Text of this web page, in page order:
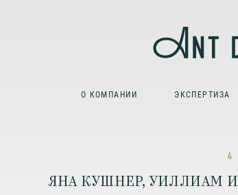
О КОМПАНИИ ЭКСПЕРТИЗА
4
ЯНА КУШНЕР, УИЛЛИАМ